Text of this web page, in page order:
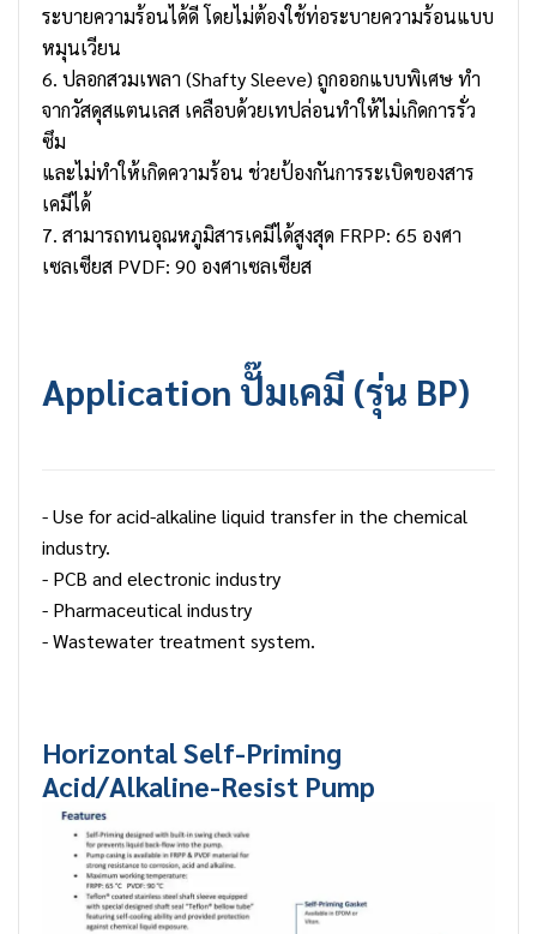
ระบายความร้อนได้ดี โดยไม่ต้องใช้ท่อระบายความร้อนแบบ
หมุนเวียน
6. ปลอกสวมเพลา (Shafty Sleeve) ถูกออกแบบพิเศษ ทำ
จากวัสดุสแตนเลส เคลือบด้วยเทปล่อนทำให้ไม่เกิดการรั่ว
ซึม
และไม่ทำให้เกิดความร้อน ช่วยป้องกันการระเบิดของสาร
เคมีได้
7. สามารถทนอุณหภูมิสารเคมีได้สูงสุด FRPP: 65 องศา
เซลเซียส PVDF: 90 องศาเซลเซียส
Application ปั๊มเคมี (รุ่น BP)
- Use for acid-alkaline liquid transfer in the chemical
industry.
- PCB and electronic industry
- Pharmaceutical industry
- Wastewater treatment system.
Horizontal Self-Priming
Acid/Alkaline-Resist Pump